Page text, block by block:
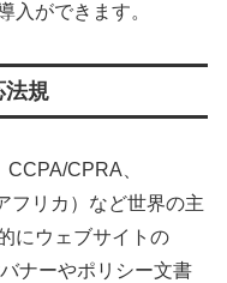
入ができます。
規
CPRA、
フリカ）など世界の主
にウェブサイトの
ナーやポリシー文書